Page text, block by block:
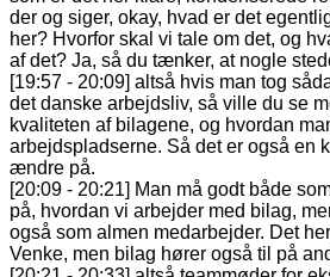
der og siger, okay, hvad er det
her? Hvorfor skal vi tale om det, og
af det? Ja, så du tænker, at nogle
[19:57 - 20:09] altså hvis man tog
det danske arbejdsliv, så ville du se
kvaliteten af bilagene, og hvordan
arbejdspladserne. Så det er også en
ændre på.
[20:09 - 20:21] Man må godt både
på, hvordan vi arbejder med bilag,
også som almen medarbejder. Det
Venke, men bilag hører også til på